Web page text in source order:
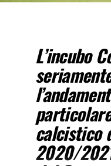
L’incubo
calcistico
2020/